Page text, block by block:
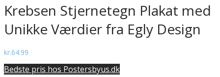
Krebsen Stjernetegn Plakat med
Unikke Værdier fra Egly Design
kr.64.99
Bedste pris hos Postersbyus.dk